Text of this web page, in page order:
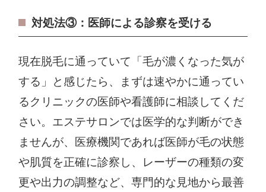
対処法③：医師による診察を受ける
現在脱毛に通っていて「毛が濃くなった気が
する」と感じたら、まずは速やかに通ってい
るクリニックの医師や看護師に相談してくだ
さい。エステサロンでは医学的な判断ができ
ませんが、医療機関であれば医師が毛の状態
や肌質を正確に診察し、レーザーの種類の変
更や出力の調整など、専門的な見地から最善